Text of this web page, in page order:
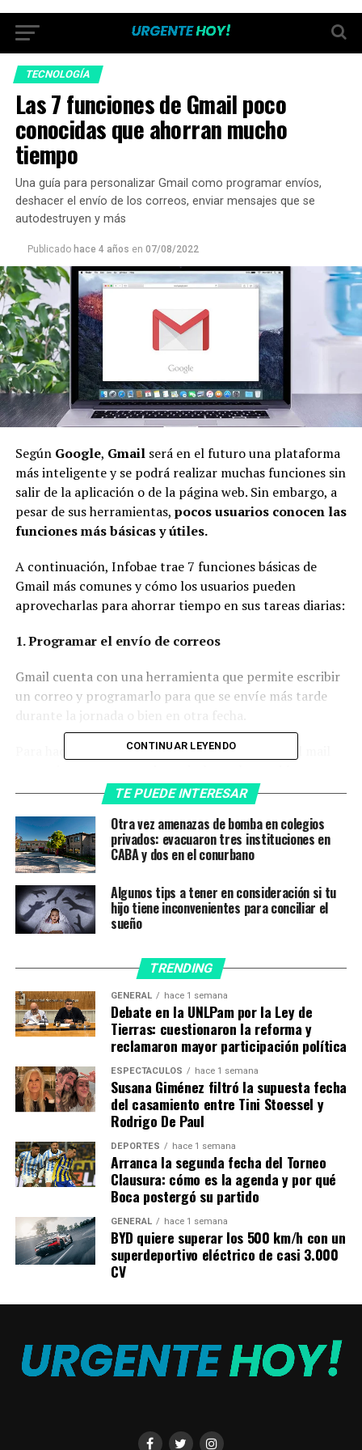
TECNOLOGÍA
Las 7 funciones de Gmail poco
conocidas que ahorran mucho
tiempo
Una guía para personalizar Gmail como programar envíos,
deshacer el envío de los correos, enviar mensajes que se
autodestruyen y más
Publicado hace 4 años en 07/08/2022
Según Google, Gmailserá en el futuro una plataforma
más inteligente y se podrá realizar muchas funciones sin
salir de la aplicación o de la página web. Sin embargo, a
pesar de sus herramientas, pocos usuarios conocen las
funciones más básicas y útiles.
A continuación, Infobae trae 7 funciones básicas de
Gmail más comunes y cómo los usuarios pueden
aprovecharlas para ahorrar tiempo en sus tareas diarias:
1. Programar el envío de correos
Gmail cuenta con una herramienta que permite escribir
un correo y programarlo para que se envíe más tarde
durante la jornada o bien en otra fecha.
Para hacer uso de esta opción se debe redactar el mail
móvilhay que presionar en lostres puntosque están
en el margen superior derecho y luego se
selecciona‘Programar envíos’.
En el caso de la versión desktop se presiona la flecha
junto al botón de‘Enviar’
que esta en el margen inferior
izquierdo y se elige, también,‘Programar envío’.En
ambos casos se desplegará un menú de opciones donde
desea que el correo se envíe.
ComputerHoy)
2. Confidencialidad en correos
mensajes autodestructivos en Gmail.
CONTINUAR LEYENDO
TE PUEDE INTERESAR
Otra vez amenazas de bomba en colegios
privados: evacuaron tres instituciones en
CABA y dos en el conurbano
Algunos tips a tener en consideración si tu
hijo tiene inconvenientes para conciliar el
sueño
TRENDING
GENERAL hace 1 semana
Debate en la UNLPam por la Ley de
Tierras: cuestionaron la reforma y
reclamaron mayor participación política
ESPECTÁCULOS hace 1 semana
Susana Giménez filtró la supuesta fecha
del casamiento entre Tini Stoessel y
Rodrigo De Paul
DEPORTES hace 1 semana
Arranca la segunda fecha del Torneo
Clausura: cómo es la agenda y por qué
Boca postergó su partido
GENERAL hace 1 semana
BYD quiere superar los 500 km/h con un
superdeportivo eléctrico de casi 3.000
CV